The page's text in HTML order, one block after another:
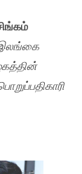
இலங்கை